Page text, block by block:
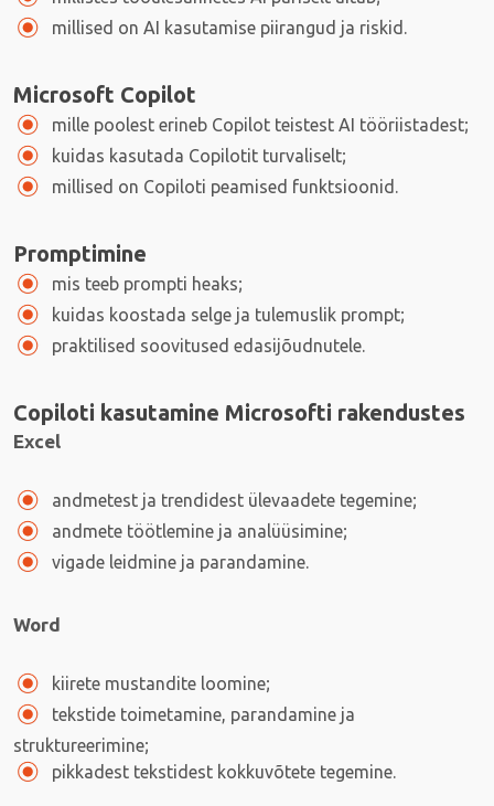
millised on AI kasutamise piirangud ja riskid.
Microsoft Copilot
mille poolest erineb Copilot teistest AI tööriistadest;
kuidas kasutada Copilotit turvaliselt;
millised on Copiloti peamised funktsioonid.
Promptimine
mis teeb prompti heaks;
kuidas koostada selge ja tulemuslik prompt;
praktilised soovitused edasijõudnutele.
Copiloti kasutamine Microsofti rakendustes
Excel
andmetest ja trendidest ülevaadete tegemine;
andmete töötlemine ja analüüsimine;
vigade leidmine ja parandamine.
Word
kiirete mustandite loomine;
tekstide toimetamine, parandamine ja
struktureerimine;
pikkadest tekstidest kokkuvõtete tegemine.